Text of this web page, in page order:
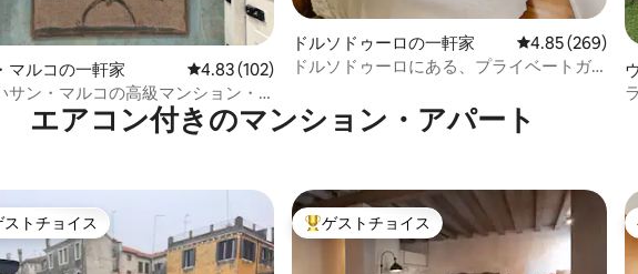
星中4.94つ星の平均評価
マルコの一軒家 レビュー102件、5つ星中4.83つ星の平均評価
4.83 (102)
サン・マルコの高級マンション・
ドルソドゥーロの一軒家 レビュー269件
4.85 (269)
ドルソドゥーロにある、プライベートガ
エアコン付きのマンション・アパート
評のゲストチョイスです。
ストチョイス 大好評のゲストチョイスです。
ゲストチョイス